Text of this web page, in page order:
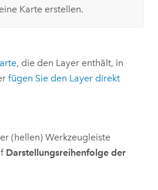
Karte erstellen.
, die den Layer enthält, in
fügen Sie den Layer direkt
(hellen) Werkzeugleiste
Darstellungsreihenfolge der